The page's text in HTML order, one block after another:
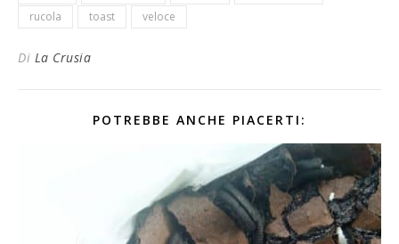
rucola
toast veloce
Di La Crusia
POTREBBE ANCHE PIACERTI: